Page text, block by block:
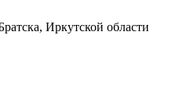
Иркутской области